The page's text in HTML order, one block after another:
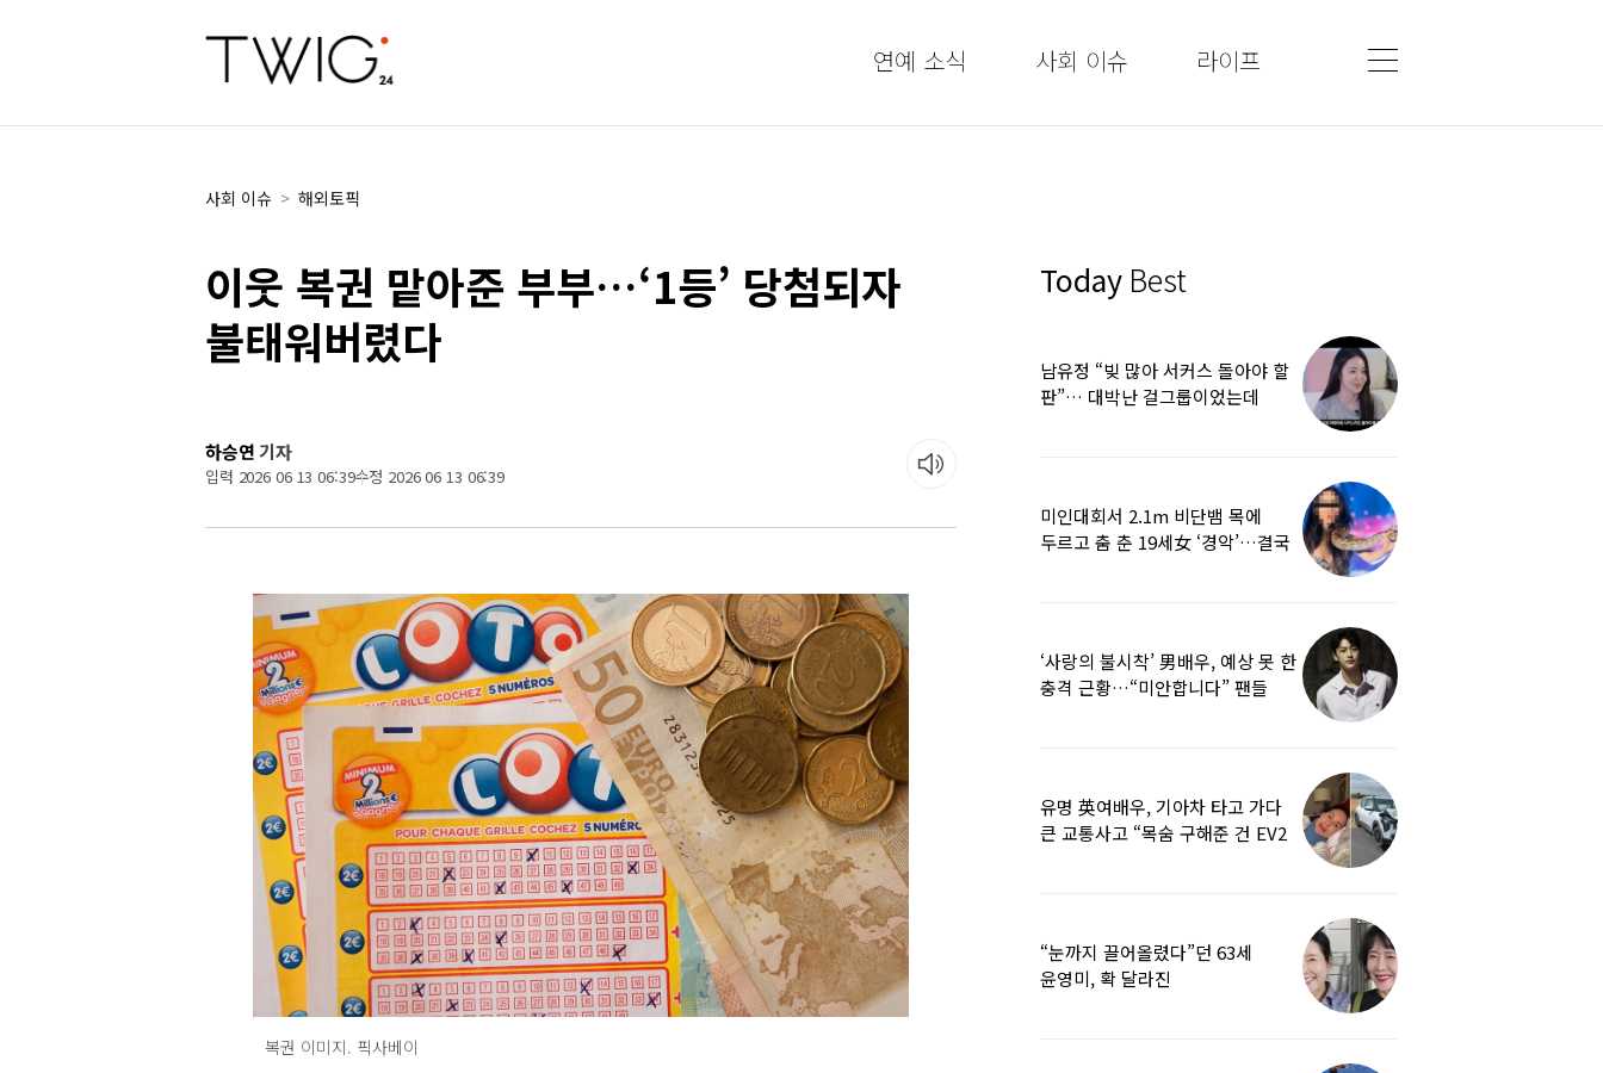
연예 소식 사회 이슈 라이프
사회 이슈 > 해외토픽
이웃 복권 맡아준 부부…‘1등’ 당첨되자
불태워버렸다
하승연기자
입력 2026 06 13 06:39수정 2026 06 13 06:39
복권 이미지. 픽사베이
Today Best
남유정 “빚 많아 서커스 돌아야 할
판”… 대박난 걸그룹이었는데
미인대회서 2.1m 비단뱀 목에
두르고 춤 춘 19세女 ‘경악’…결국
‘사랑의 불시착’ 男배우, 예상 못 한
충격 근황…“미안합니다” 팬들
유명 英여배우, 기아차 타고 가다
큰 교통사고 “목숨 구해준 건 EV2
“눈까지 끌어올렸다”던 63세
윤영미, 확 달라진